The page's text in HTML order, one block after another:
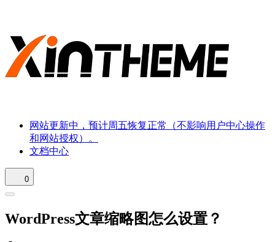
网站更新中，预计周五恢复正常（不影响用户中心操作
和网站授权）。
文档中心
0
WordPress文章缩略图怎么设置？